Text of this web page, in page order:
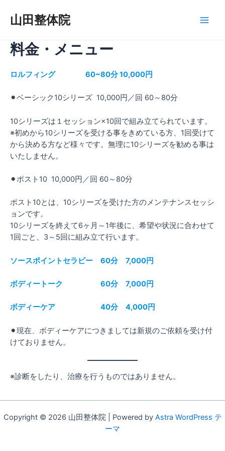
山田整体院
料金・メニュー
ロルフィング 60~80分 10,000円
⚫︎ベーシック10シリーズ 10,000円／回 60～80分
10シリーズは１セッション×10回で組み立てられています。
※初めから10シリーズを受ける事をきめている方、1回受けて
から決める方など様々です。無理に10シリーズを勧める事は
いたしません。
⚫︎ポスト10 10,000円／回 60～80分
ポスト10とは、10シリーズを受けた方のメンテナンスセッシ
ョンです。
10シリーズを終えて6ヶ月～1年後に、希望や状況に合わせて
1回ごと、3～5回に組み立て行います。
ソースポイントセラピー 60分 7,000円
ボディートーク 60分 7,000円
ボディーケア 40分 4,000円
⚫︎現在、ボディーケアにつきましては新規のご依頼を受け付
けておりません。
※診断をしたり、治療を行うものではありません。
Copyright © 2026 山田整体院 | Powered by Astra WordPress テ
ーマ